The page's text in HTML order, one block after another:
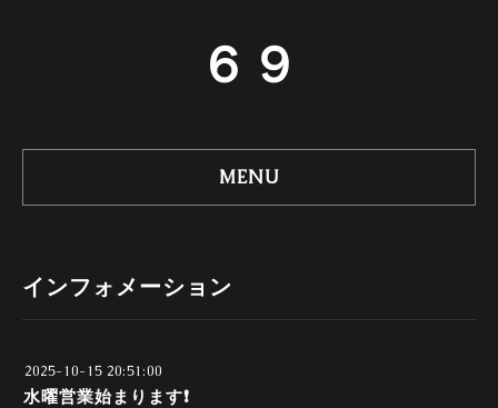
６９
MENU
インフォメーション
2025-10-15 20:51:00
水曜営業始まります❗